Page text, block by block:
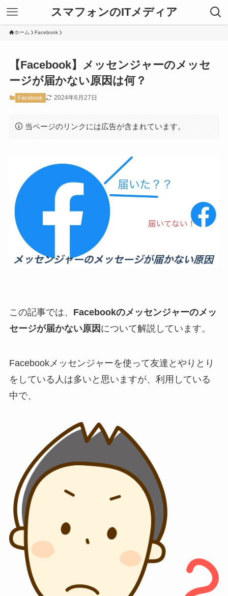
スマフォンのITメディア
ホーム Facebook
【Facebook】メッセンジャーのメッセ
ージが届かない原因は何？
Facebook 2024年6月27日
当ページのリンクには広告が含まれています。
この記事では、 Facebookのメッセンジャーのメッ
セージが届かない原因 について解説しています。
Facebookメッセンジャーを使って友達とやりとり
をしている人は多いと思いますが、利用している
中で、